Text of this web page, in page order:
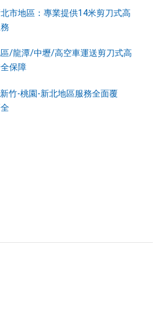
市地區：專業提供14米剪刀式高
/龍潭/中壢/高空車運送剪刀式高
保障
新竹-桃園-新北地區服務全面覆